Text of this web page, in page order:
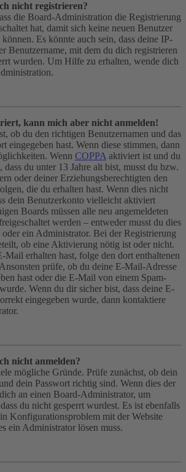
nicht registrieren?
die Board-Administration die Registrierung
hat, damit sich keine neuen Benutzer
Es könnte auch sein, dass deine IP-
Benutzername, mit dem du dich registrieren
wurden. Um Hilfe zu erhalten, wende dich
kann mich aber nicht anmelden!
ob du den richtigen Benutzernamen und das
eingegeben hast. Wenn diese stimmen, dann
Wenn COPPA aktiviert ist und du
dass du unter 13 Jahre alt bist, musst du bzw.
oder deiner Erziehungsberechtigten den
die du erhalten hast. Wenn dies nicht
dein Benutzerkonto vielleicht aktiviert
Boards müssen alle neu angemeldeten
werden – entweder musst du dies
oder ein Administrator. Bei der Registrierung
ob eine Aktivierung nötig ist oder nicht.
Mail erhalten hast, folge den dort enthaltenen
prüfe, ob du deine E-Mail-Adresse
hast oder die E-Mail von einem Spam-
Wenn du dir sicher bist, dass deine E-
eingegeben wurde, dann kontaktiere
nicht anmelden?
mögliche Gründe. Prüfe zunächst, ob dein
dein Passwort richtig sind. Wenn dies der
an einen Board-Administrator, um
du nicht gesperrt wurdest. Es ist ebenfalls
Konfigurationsproblem mit der Website
ein Administrator lösen muss.